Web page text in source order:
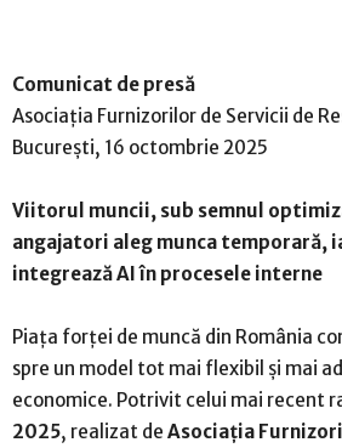
Comunicat de presă
Asociația Furnizorilor de Servicii de
București, 16 octombrie 2025
Viitorul muncii, sub semnul
angajatori aleg munca temporară,
integrează AI în procesele interne
Piața forței de muncă din România
spre un model tot mai flexibil și mai
economice. Potrivit celui mai recent
2025, realizat de Asociația